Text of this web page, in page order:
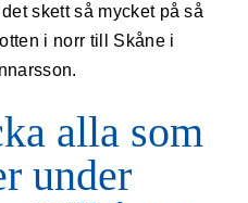
skett så mycket på så
i norr till Skåne i
alla som
under